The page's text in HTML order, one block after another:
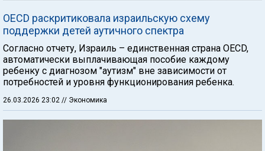
OECD раскритиковала израильскую схему
поддержки детей аутичного спектра
Согласно отчету, Израиль – единственная страна OECD,
автоматически выплачивающая пособие каждому
ребенку с диагнозом "аутизм" вне зависимости от
потребностей и уровня функционирования ребенка.
26.03.2026 23:02 // Экономика